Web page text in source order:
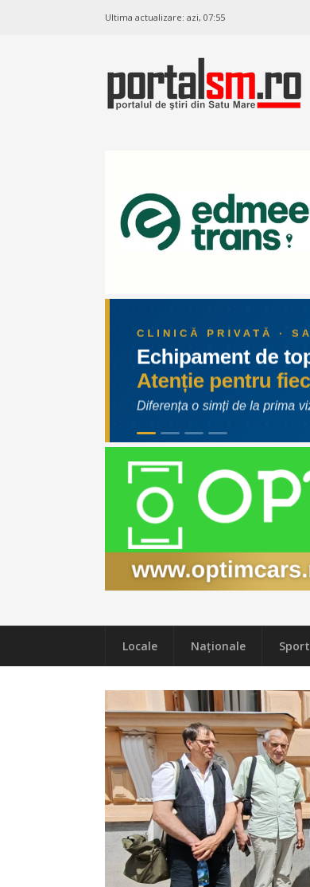
Ultima actualizare: azi, 07:55
Locale Naţionale Sport